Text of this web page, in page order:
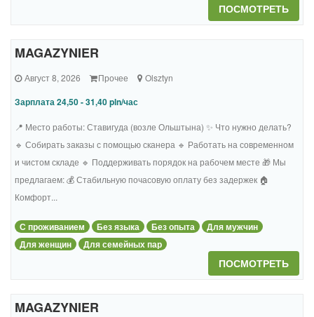
ПОСМОТРЕТЬ
MAGAZYNIER
Август 8, 2026 Прочее Olsztyn
Зарплата 24,50 - 31,40 pln/час
📍 Место работы: Ставигуда (возле Ольштына) ✨ Что нужно делать?
🔹 Собирать заказы с помощью сканера 🔹 Работать на современном
и чистом складе 🔹 Поддерживать порядок на рабочем месте 🎁 Мы
предлагаем: 💰 Стабильную почасовую оплату без задержек 🏠
Комфорт...
С проживанием Без языка Без опыта
Для мужчин
Для женщин
Для семейных пар
ПОСМОТРЕТЬ
MAGAZYNIER